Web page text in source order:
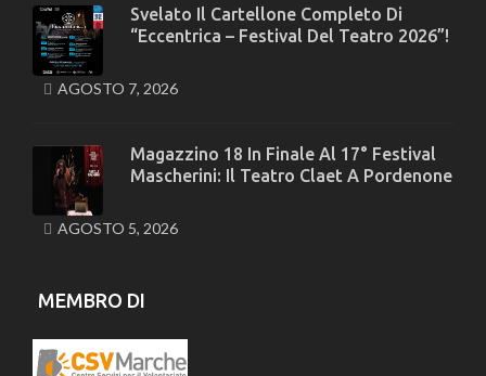
Svelato Il Cartellone Completo Di
“Eccentrica – Festival Del Teatro 2026”!
AGOSTO 7, 2026
Magazzino 18 In Finale Al 17° Festival
Mascherini: Il Teatro Claet A Pordenone
AGOSTO 5, 2026
MEMBRO DI